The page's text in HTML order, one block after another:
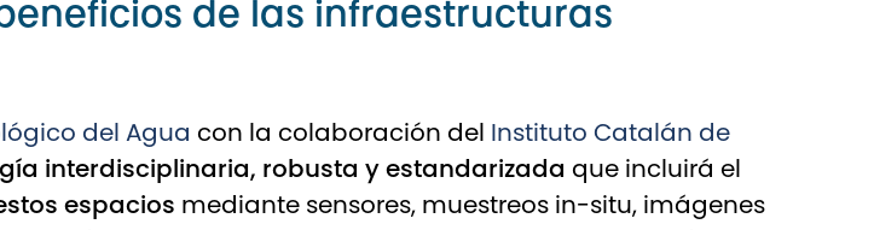
de las infraestructuras
del Agua con la colaboración del Instituto Catalán de
interdisciplinaria, robusta y estandarizada que incluirá el
espacios mediante sensores, muestreos in-situ, imágenes